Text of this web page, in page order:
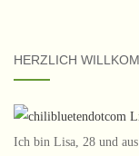
HERZLICH
Ich bin Lisa, 28 und